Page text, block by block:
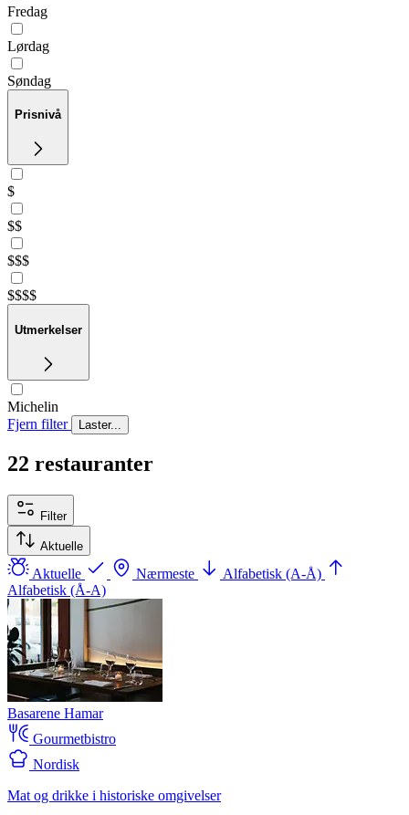
Fredag
Lørdag
Søndag
Prisnivå
$
$$
$$$
$$$$
Utmerkelser
Michelin
Fjern filter
Laster...
22 restauranter
Filter
Aktuelle
Aktuelle Nærmeste
Alfabetisk (A-Å)
Alfabetisk (Å-A)
Basarene Hamar
Gourmetbistro
Nordisk
Mat og drikke i historiske omgivelser